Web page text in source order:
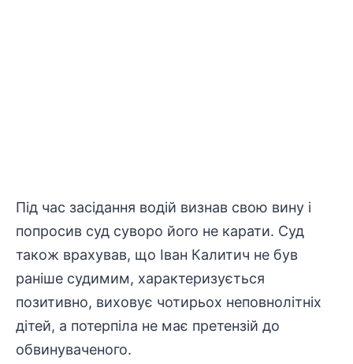
Під час засідання водій визнав свою вину і
попросив суд суворо його не карати. Суд
також врахував, що Іван Калитич не був
раніше судимим, характеризується
позитивно, виховує чотирьох неповнолітніх
дітей, а потерпіла не має претензій до
обвинуваченого.